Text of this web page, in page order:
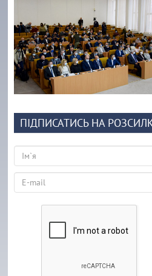
ПІДПИСАТИСЬ НА